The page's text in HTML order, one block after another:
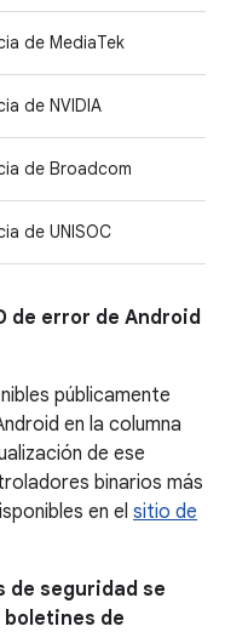
de MediaTek
de NVIDIA
de Broadcom
de UNISOC
de error de Android
públicamente
en la columna
de ese
binarios más
en el sitio de
de seguridad se
de